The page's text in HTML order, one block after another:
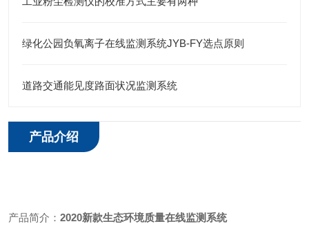
绿化公园负氧离子在线监测系统JYB-FY选点原则
道路交通能见度路面状况监测系统
产品介绍
产品简介： 2020新款生态环境质量在线监测系统